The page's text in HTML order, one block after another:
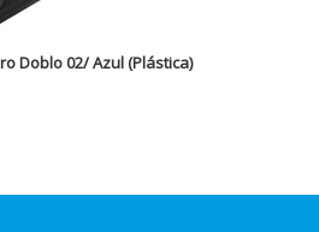
Doblo 02/ Azul (Plástica)